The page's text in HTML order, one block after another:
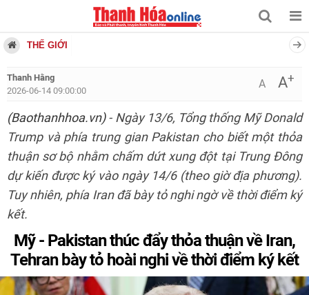
THẾ GIỚI
Thanh Hằng
2026-06-14 09:00:00
A A+
(Baothanhhoa.vn)- Ngày 13/6, Tổng thống Mỹ Donald
Trump và phía trung gian Pakistan cho biết một thỏa
thuận sơ bộ nhằm chấm dứt xung đột tại Trung Đông
dự kiến được ký vào ngày 14/6 (theo giờ địa phương).
Tuy nhiên, phía Iran đã bày tỏ nghi ngờ về thời điểm ký
kết.
Mỹ - Pakistan thúc đẩy thỏa thuận về Iran,
Tehran bày tỏ hoài nghi về thời điểm ký kết